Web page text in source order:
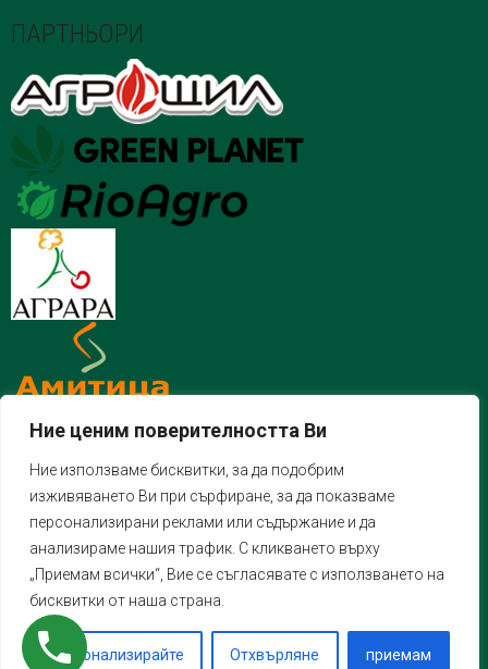
Ние ценим поверителността Ви
Ние използваме бисквитки, за да подобрим
изживяването Ви при сърфиране, за да показваме
персонализирани реклами или съдържание и да
анализираме нашия трафик. С кликването върху
„Приемам всички“, Вие се съгласявате с използването на
бисквитки от наша страна.
Персонализирайте Отхвърляне приемам
ПАРТНЬОРИ